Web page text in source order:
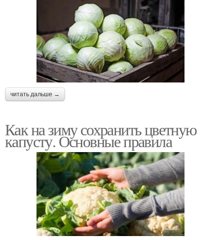
читать дальше →
Как на зиму сохранить цветную
капусту. Основные правила